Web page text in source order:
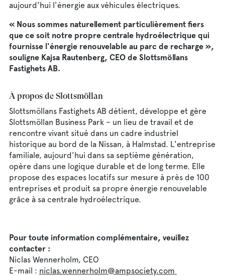
aujourd'hui l'énergie aux véhicules électriques.
« Nous sommes naturellement particulièrement fiers
que ce soit notre propre centrale hydroélectrique qui
fournisse l'énergie renouvelable au parc de recharge »,
souligne Kajsa Rautenberg, CEO de Slottsmöllans
Fastighets AB.
À propos de Slottsmöllan
Slottsmöllans Fastighets AB détient, développe et gère
Slottsmöllan Business Park – un lieu de travail et de
rencontre vivant situé dans un cadre industriel
historique au bord de la Nissan, à Halmstad. L'entreprise
familiale, aujourd'hui dans sa septième génération,
opère dans une logique durable et de long terme. Elle
propose des espaces locatifs sur mesure à près de 100
entreprises et produit sa propre énergie renouvelable
grâce à sa centrale hydroélectrique.
Pour toute information complémentaire, veuillez
contacter :
Niclas Wennerholm, CEO
E-mail : niclas.wennerholm@ampsociety.com